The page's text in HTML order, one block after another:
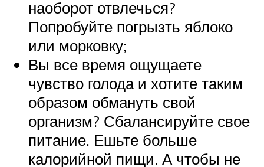
наоборот отвлечься?
Попробуйте погрызть яблоко
или морковку;
Вы все время ощущаете
чувство голода и хотите таким
образом обмануть свой
организм? Сбалансируйте свое
питание. Ешьте больше
калорийной пищи. А чтобы не